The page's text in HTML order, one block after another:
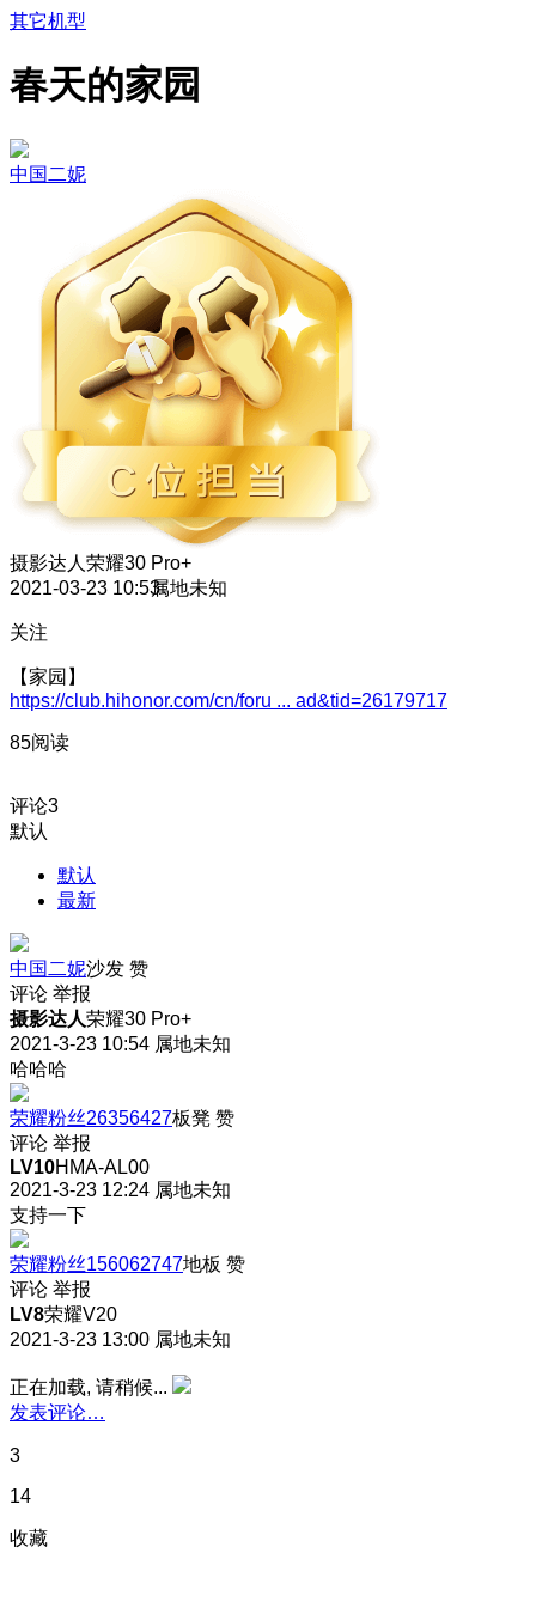
其它机型
春天的家园
中国二妮
摄影达人 荣耀30 Pro+
2021-03-23 10:53属地未知
关注
【家园】
https://club.hihonor.com/cn/foru ... ad&tid=26179717
85阅读
评论3
默认
默认
最新
中国二妮沙发 赞
评论 举报
摄影达人荣耀30 Pro+
2021-3-23 10:54 属地未知
哈哈哈
荣耀粉丝26356427板凳 赞
评论 举报
LV10HMA-AL00
2021-3-23 12:24 属地未知
支持一下
荣耀粉丝156062747地板 赞
评论 举报
LV8荣耀V20
2021-3-23 13:00 属地未知
正在加载, 请稍候...
发表评论…
3
14
收藏